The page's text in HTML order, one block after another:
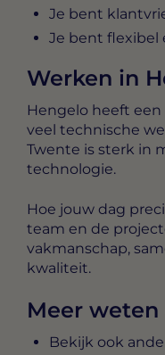
Je bent
Je bent flexibel
Werken in
Hengelo heeft
veel technische
Twente is sterk in
technologie.
Hoe jouw dag
team en de
vakmanschap,
kwaliteit.
Meer
Bekijk ook